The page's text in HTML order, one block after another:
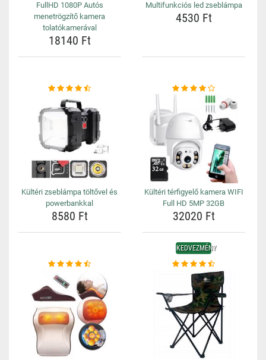
FullHD 1080P Autós
menetrögzítő kamera
tolatókamerával
18140 Ft
Multifunkciós led zseblámpa
4530 Ft
Kültéri zseblámpa töltővel és
powerbankkal
8580 Ft
Kültéri térfigyelő kamera WIFI
Full HD 5MP 32GB
32020 Ft
KEDVEZMÉNY